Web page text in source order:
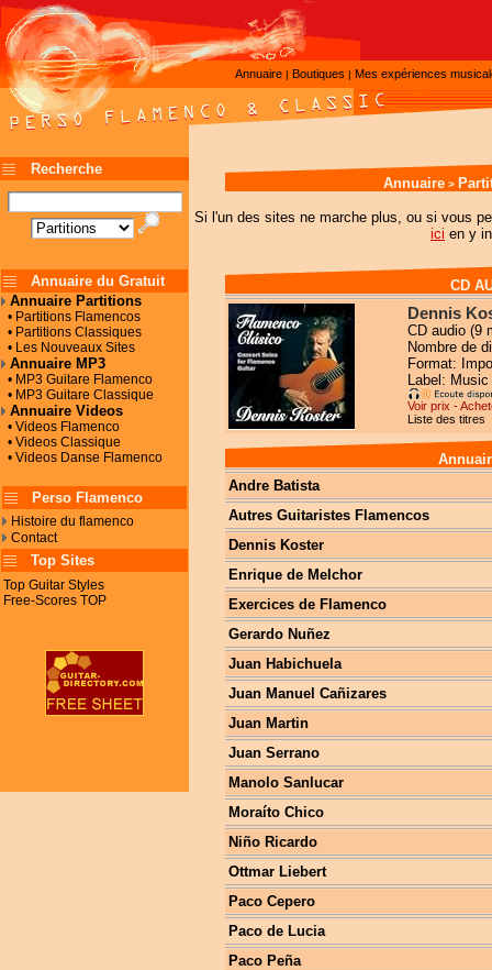
Annuaire | Boutiques | Mes expériences
Recherche
Annuaire du Gratuit
Annuaire Partitions
• Partitions Flamencos
• Partitions Classiques
• Les Nouveaux Sites
Annuaire MP3
• MP3 Guitare Flamenco
• MP3 Guitare Classique
Annuaire Videos
• Videos Flamenco
• Videos Classique
• Videos Danse Flamenco
Perso Flamenco
Histoire du flamenco
Contact
Top Sites
Top Guitar Styles
Free-Scores TOP
Annuaire >
Si l'un des sites ne marche plus, ou si vous
ici en y
CD
Dennis
CD audio (9
Nombre de
Format:
Label:
Voir prix -
Liste des titres
Andre Batista
Autres Guitaristes Flamencos
Dennis Koster
Enrique de Melchor
Exercices de Flamenco
Gerardo Nuñez
Juan Habichuela
Juan Manuel Cañizares
Juan Martin
Juan Serrano
Manolo Sanlucar
Moraíto Chico
Niño Ricardo
Ottmar Liebert
Paco Cepero
Paco de Lucia
Paco Peña